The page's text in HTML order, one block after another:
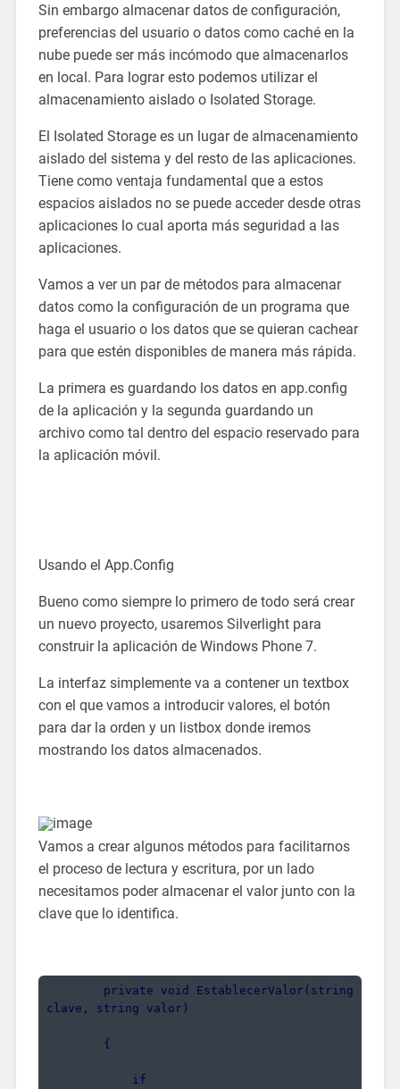
Sin embargo almacenar datos de configuración,
preferencias del usuario o datos como caché en la
nube puede ser más incómodo que almacenarlos
en local. Para lograr esto podemos utilizar el
almacenamiento aislado o Isolated Storage.
El Isolated Storage es un lugar de almacenamiento
aislado del sistema y del resto de las aplicaciones.
Tiene como ventaja fundamental que a estos
espacios aislados no se puede acceder desde otras
aplicaciones lo cual aporta más seguridad a las
aplicaciones.
Vamos a ver un par de métodos para almacenar
datos como la configuración de un programa que
haga el usuario o los datos que se quieran cachear
para que estén disponibles de manera más rápida.
La primera es guardando los datos en app.config
de la aplicación y la segunda guardando un
archivo como tal dentro del espacio reservado para
la aplicación móvil.
Usando el App.Config
Bueno como siempre lo primero de todo será crear
un nuevo proyecto, usaremos Silverlight para
construir la aplicación de Windows Phone 7.
La interfaz simplemente va a contener un textbox
con el que vamos a introducir valores, el botón
para dar la orden y un listbox donde iremos
mostrando los datos almacenados.
Vamos a crear algunos métodos para facilitarnos
el proceso de lectura y escritura, por un lado
necesitamos poder almacenar el valor junto con la
clave que lo identifica.
clave, string valor)
        {